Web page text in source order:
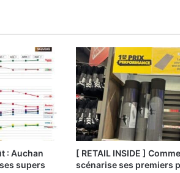
: Auchan
supers
[ RETAIL INSIDE ]
scénarise ses premiers